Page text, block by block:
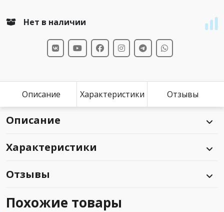
Нет в наличии
Описание Характеристики Отзывы
Описание
Характеристики
Отзывы
Похожие товары